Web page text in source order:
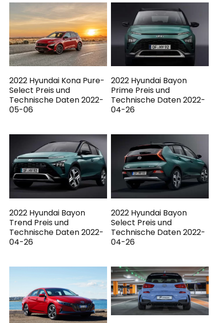
2022 Hyundai Kona Pure-
Select Preis und
Technische Daten 2022-
05-06
2022 Hyundai Bayon
Prime Preis und
Technische Daten 2022-
04-26
2022 Hyundai Bayon
Trend Preis und
Technische Daten 2022-
04-26
2022 Hyundai Bayon
Select Preis und
Technische Daten 2022-
04-26